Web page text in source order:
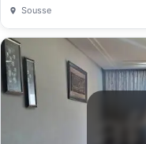
Sousse